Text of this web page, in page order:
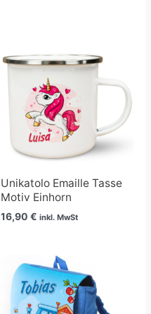
Unikatolo Emaille Tasse
Motiv Einhorn
16,90 € inkl. MwSt